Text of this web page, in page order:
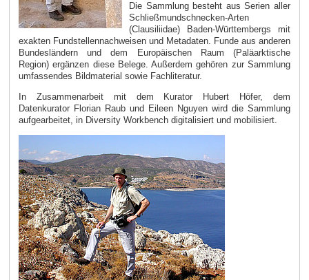
Die Sammlung besteht aus Serien aller
Schließmundschnecken-Arten
(Clausiliidae) Baden-Württembergs mit
exakten Fundstellennachweisen und Metadaten. Funde aus anderen
Bundesländern und dem Europäischen Raum (Paläarktische
Region) ergänzen diese Belege. Außerdem gehören zur Sammlung
umfassendes Bildmaterial sowie Fachliteratur.
In Zusammenarbeit mit dem Kurator Hubert Höfer, dem
Datenkurator Florian Raub und Eileen Nguyen wird die Sammlung
aufgearbeitet, in Diversity Workbench digitalisiert und mobilisiert.